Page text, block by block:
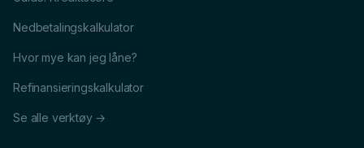
Nedbetalingskalkulator
Hvor mye kan jeg låne?
Refinansieringskalkulator
Se alle verktøy →